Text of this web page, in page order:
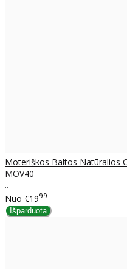
Moteriškos Baltos Natūralios
MOV40
..
Nuo €1999